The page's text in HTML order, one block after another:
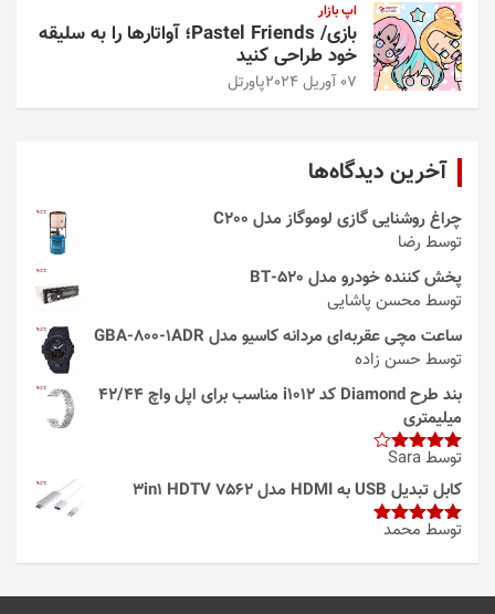
اپ بازار
بازی/ Pastel Friends؛ آواتارها را به سلیقه
خود طراحی کنید
07 آوریل 2024 پاورتل
آخرین دیدگاه‌ها
چراغ روشنایی گازی لوموگاز مدل C200
توسط رضا
پخش کننده خودرو مدل 520-BT
توسط محسن پاشایی
ساعت مچی عقربه‌ای مردانه کاسیو مدل GBA-800-1ADR
توسط حسن زاده
بند طرح Diamond کد i1012 مناسب برای اپل واچ 42/44
میلیمتری
امتیاز4
از 5
توسط Sara
کابل تبدیل USB به HDMI مدل 3in1 HDTV 7562
امتیاز5از
توسط محمد